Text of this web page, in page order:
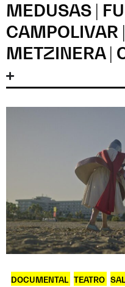
MEDUSAS |
CAMPOLIVAR
METZINERA |
DOCUMENTAL TEATRO